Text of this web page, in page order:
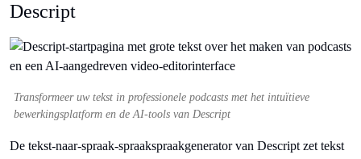
Descript
Transformeer uw tekst in professionele podcasts met het intuïtieve
bewerkingsplatform en de AI-tools van Descript
De tekst-naar-spraak-spraakspraakgenerator van Descript zet tekst